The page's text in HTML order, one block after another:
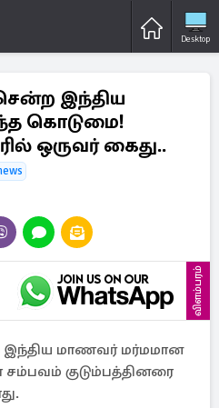
Desktop
இந்திய
கொடுமை!
ஒருவர் கைது..
விளம்பரம்
இந்திய மாணவர் மர்மமான
சம்பவம் குடும்பத்தினரை